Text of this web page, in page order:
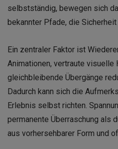
selbstständig, bewegen sich
bekannter Pfade, die
Ein zentraler Faktor ist
Animationen, vertraute visuelle
gleichbleibende Übergänge
Dadurch kann sich die
Erlebnis selbst richten.
permanente Überraschung als
aus vorhersehbarer Form und